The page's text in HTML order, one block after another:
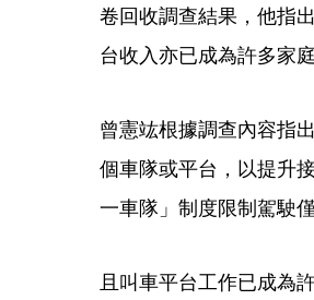
卷回收調查結果，他指
台收入亦已成為許多家
曾憲竑根據調查內容指
個車隊或平台，以提升
一車隊」制度限制駕駛
且叫車平台工作已成為